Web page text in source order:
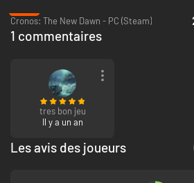
Cronos: The New Dawn - PC (Steam)
1 commentaires
tres bon jeu
Il y a un an
Les avis des joueurs